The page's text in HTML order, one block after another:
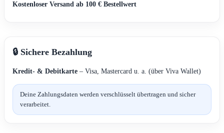
Kostenloser Versand ab 100 € Bestellwert
🔒 Sichere Bezahlung
Kredit- & Debitkarte – Visa, Mastercard u. a. (über Viva Wallet)
Deine Zahlungsdaten werden verschlüsselt übertragen und sicher
verarbeitet.